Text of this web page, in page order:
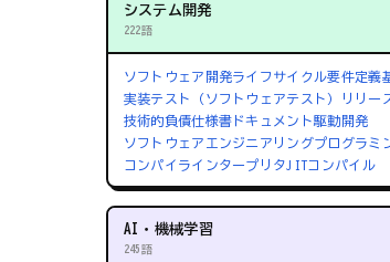
システム開発
222語
ソフトウェア開発ライフサイクル要件定義
実装テスト（ソフトウェアテスト） リリー
技術的負債仕様書 ドキュメント駆動開発
ソフトウェアエンジニアリングプログラミ
コンパイラインタープリタ JITコンパイル
AI・機械学習
245語